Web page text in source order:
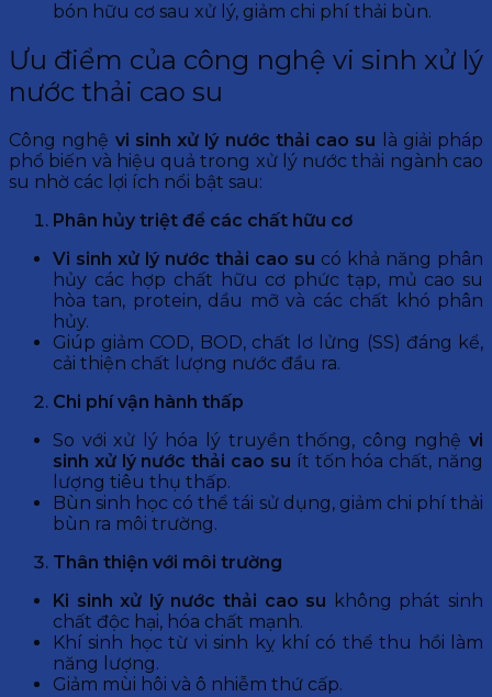
bón hữu cơ sau xử lý, giảm chi phí thải bùn.
Ưu điểm của công nghệ vi sinh xử lý
nước thải cao su
Công nghệ vi sinh xử lý nước thải cao su
là giải pháp
phổ biến và hiệu quả trong xử lý nước thải ngành cao
su nhờ các lợi ích nổi bật sau:
Phân hủy triệt để các chất hữu cơ
Vi sinh xử lý nước thải cao su có khả năng phân
hủy các hợp chất hữu cơ phức tạp, mủ cao su
hòa tan, protein, dầu mỡ và các chất khó phân
hủy.
Giúp giảm COD, BOD, chất lơ lửng (SS) đáng kể,
cải thiện chất lượng nước đầu ra.
Chi phí vận hành thấp
So với xử lý hóa lý truyền thống, công nghệ vi
sinh xử lý nước thải cao su ít tốn hóa chất, năng
lượng tiêu thụ thấp.
Bùn sinh học có thể tái sử dụng, giảm chi phí thải
bùn ra môi trường.
Thân thiện với môi trường
Ki sinh xử lý nước thải cao su không phát sinh
chất độc hại, hóa chất mạnh.
Khí sinh học từ vi sinh kỵ khí có thể thu hồi làm
năng lượng.
Giảm mùi hôi và ô nhiễm thứ cấp.